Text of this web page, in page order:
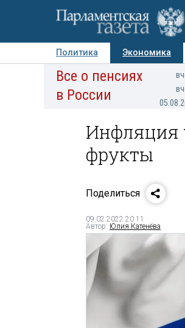
Политика Экономика
Авторы Персоны
Все о пенсиях
в России
Инфляция
фрукты
Поделиться
09.02.2022 20:11
Автор: Юлия Катенёва